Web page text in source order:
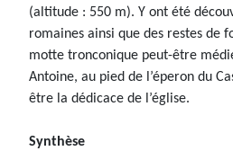
(altitude : 550 m). Y ont été
romaines ainsi que des restes de
motte tronconique peut-être
Antoine, au pied de l’éperon du
être la dédicace de l’église.
Synthèse